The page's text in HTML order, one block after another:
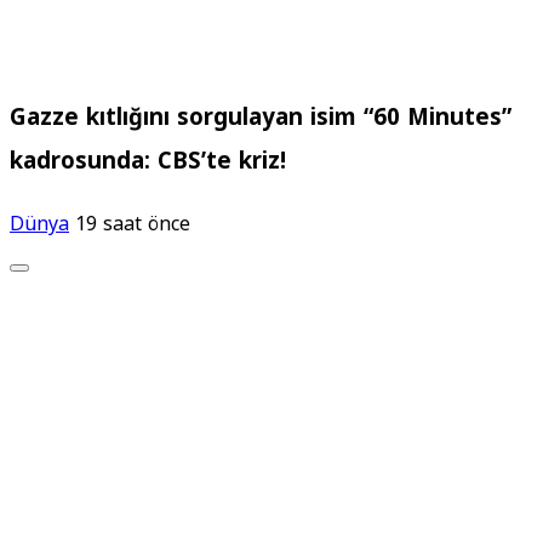
Gazze kıtlığını sorgulayan isim “60 Minutes”
kadrosunda: CBS’te kriz!
Dünya 19 saat önce